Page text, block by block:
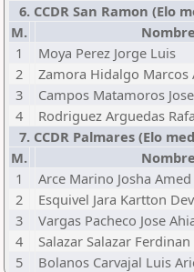
6. CCDR San Ramon (Elo
M.
Nombre
1
Moya Perez Jorge Luis
2
Zamora Hidalgo Marcos
3
Campos Matamoros
4
Rodriguez Arguedas
7. CCDR Palmares (Elo
M.
Nombre
1
Arce Marino Josha Amed
2
Esquivel Jara Kartton
3
Vargas Pacheco Jose
4
Salazar Salazar Ferdinan
5
Bolanos Carvajal Luis